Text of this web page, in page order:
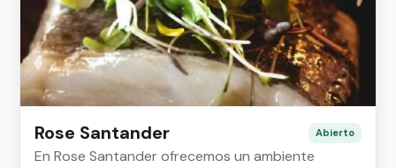
Rose Santander Abierto
En Rose Santander ofrecemos un ambiente